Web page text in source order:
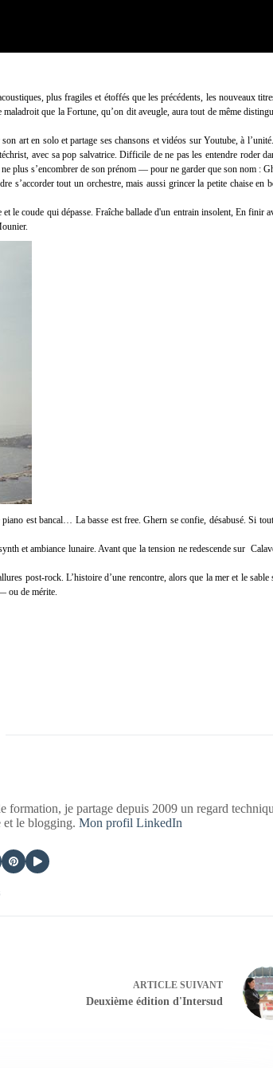
plus fragiles et étoffés que les précédents, les nouveaux
que la Fortune, qu’on dit aveugle, aura tout de même
art en solo et partage ses chansons et vidéos sur Youtube, à
avec sa pop salvatrice. Difficile de ne pas les entendre roder
plus s’encombrer de son prénom — pour ne garder que son nom :
s’accorder tout un orchestre, mais aussi grincer la petite chaise en
le coude qui dépasse. Fraîche ballade d'un entrain insolent, En finir
est bancal… La basse est free. Ghern se confie, désabusé. Si
et ambiance lunaire. Avant que la tension ne redescende sur
post-rock. L’histoire d’une rencontre, alors que la mer et le sable
ou de mérite.
formation, je partage depuis 2009 un regard
et le blogging.Mon profil LinkedIn
ARTICLESUIVANT
Deuxième édition d'Intersud